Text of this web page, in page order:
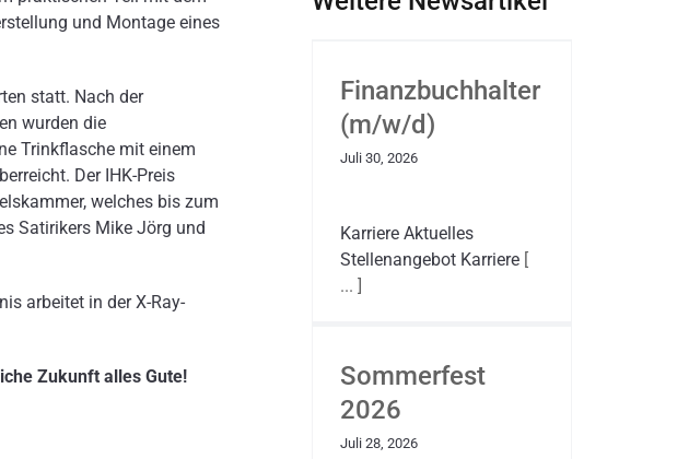
und Montage eines
statt. Nach der
wurden die
Trinkflasche mit einem
Der IHK-Preis
welches bis zum
Satirikers Mike Jörg und
arbeitet in der X-Ray-
Zukunft alles Gute!
Finanzbuchhalter
(m/w/d)
Juli 30, 2026
Karriere Aktuelles
Stellenangebot Karriere [
... ]
Sommerfest
2026
Juli 28, 2026